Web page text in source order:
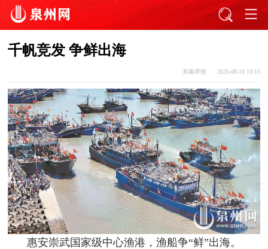
千帆竞发 争鲜出海
东南早报 2025-08-18 10:15
惠安崇武国家级中心渔港，渔船争“鲜”出海。